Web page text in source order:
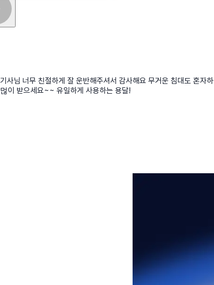
기사님 너무 친절하게 잘 운반해주셔서 감사해요 무거운 침대도 혼자
먾이 받으세요~~ 유일하게 사용하는 용달!